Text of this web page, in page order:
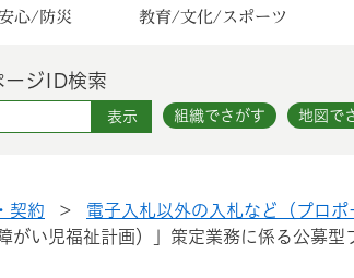
心/防災 教育/文化/スポーツ
ージID検索
組織でさがす 地図で
契約 > 電子入札以外の入札など（プロポ
がい児福祉計画）」策定業務に係る公募